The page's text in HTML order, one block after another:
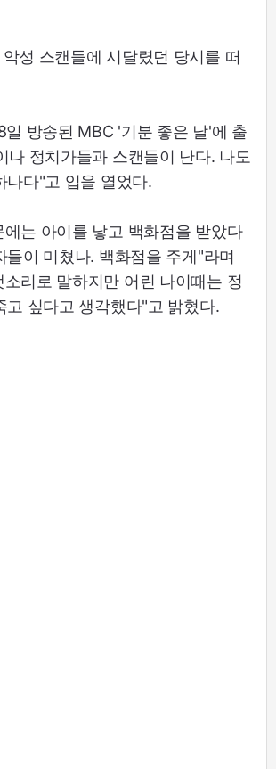
성 스캔들에 시달렸던 당시를 떠
일 방송된 MBC '기분 좋은 날'에 출
나 정치가들과 스캔들이 난다. 나도
나다"고 입을 열었다.
는 아이를 낳고 백화점을 받았다
들이 미쳤나. 백화점을 주게"라며
리로 말하지만 어린 나이때는 정
고 싶다고 생각했다"고 밝혔다.